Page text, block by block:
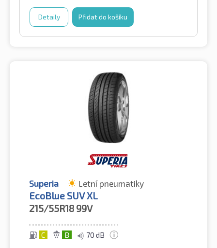
Detaily Přidat do košíku
Superia Letní pneumatiky
EcoBlue SUV XL
215/55R18 99V
C B 70 dB